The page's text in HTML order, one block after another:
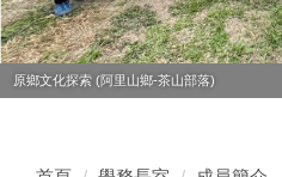
原鄉文化探索 (阿里山鄉-茶山部落)